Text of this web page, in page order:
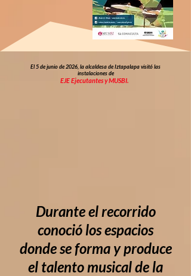
El 5 de junio de 2026, la alcaldesa de Iztapalapa visitó las
instalaciones de
EJEEjecutantes y MUSBI.
Durante el recorrido
conoció los espacios
donde se forma y produce
el talento musical de la